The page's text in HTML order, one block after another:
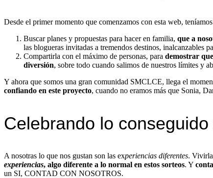
Desde el primer momento que comenzamos con esta web,
Buscar planes y propuestas para hacer en familia, que a
las blogueras invitadas a tremendos destinos, inalcanzables
Compartirla con el máximo de personas, para demostrar
diversión, sobre todo cuando salimos de nuestros límites y
Y ahora que somos una gran comunidad SMCLCE, llega el
confiando en este proyecto, cuando no eramos más que Sonia,
Celebrando lo
A nosotras lo que nos gustan son las experiencias diferentes.
experiencias, algo diferente a lo normal en estos sorteos. Y
un SI, CONTAD CON NOSOTROS.